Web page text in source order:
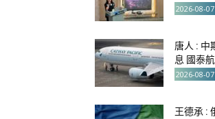
2026-08-07
唐人 : 中
息 國泰
2026-08-07
王德承 :